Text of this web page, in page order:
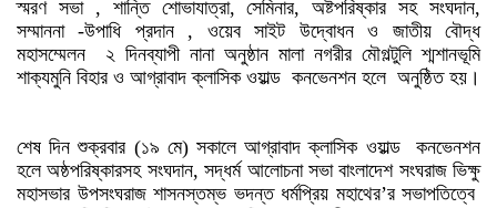
স্মরণ সভা , শান্তি শোভাযাত্রা, সেমিনার, অষ্টপরিষ্কার সহ সংঘদান,
সম্মাননা -উপাধি প্রদান , ওয়েব সাইট উদ্বোধন ও জাতীয় বৌদ্ধ
মহাসম্মেলন ২ দিনব্যাপী নানা অনুষ্ঠান মালা নগরীর মৌগল্টুলি শ্মশানভূমি
শাক্যমুনি বিহার ও আগ্রাবাদ ক্লাসিক ওয়াল্ড কনভেনশন হলে অনুষ্ঠিত হয়।
শেষ দিন শুক্রবার (১৯ মে) সকালে আগ্রাবাদ ক্লাসিক ওয়াল্ড কনভেনশন
হলে অষ্ঠপরিষ্কারসহ সংঘদান, সদ্ধর্ম আলোচনা সভা বাংলাদেশ সংঘরাজ ভিক্ষু
মহাসভার উপসংঘরাজ শাসনস্তম্ভ ভদন্ত ধর্মপ্রিয় মহাথের’র সভাপতিত্বে